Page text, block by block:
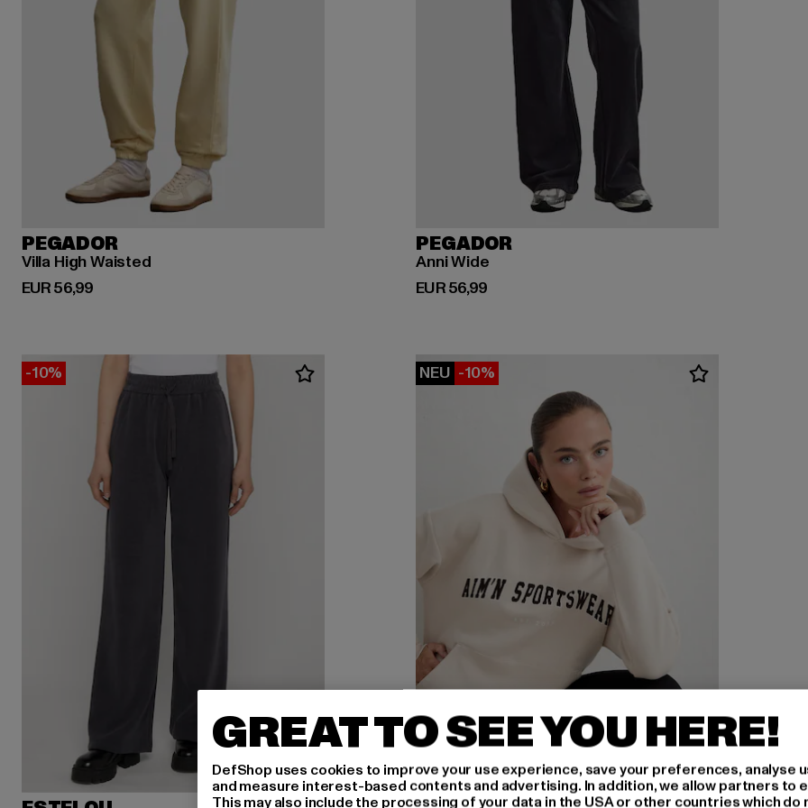
PEGADOR
Villa High Waisted
EUR 56,99
Derzeitiger Preis: EUR 56,99
PEGADOR
Anni Wide
EUR 56,99
Derzeitiger Preis: EUR 56,99
-10% NEU -10%
GREAT TO SEE YOU HERE!
DefShop uses cookies to improve your use experience, save your preferences, analyse
and measure interest-based contents and advertising. In addition, we allow partners to
This may also include the processing of your data in the USA or other countries which do